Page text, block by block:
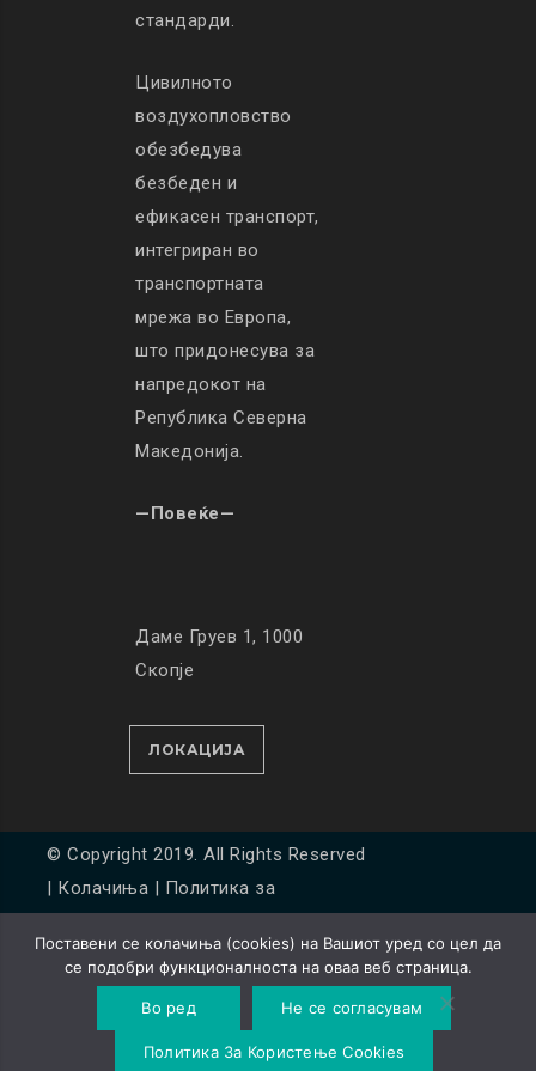
стандарди.
Цивилното
воздухопловство
обезбедува
безбеден и
ефикасен транспорт,
интегриран во
транспортната
мрежа во Европа,
што придонесува за
напредокот на
Република Северна
Македонија.
—Повеќе—
Даме Груев 1, 1000
Скопје
ЛОКАЦИЈА
© Copyright 2019. All Rights Reserved
| Колачиња | Политика за
Developed byUnet
Поставени се колачиња (cookies) на Вашиот уред со цел да
се подобри функционалноста на оваа веб страница.
Во ред Не се согласувам
Политика За Користење Cookies